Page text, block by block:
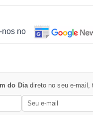
nos no
do Dia direto no seu e-mail,